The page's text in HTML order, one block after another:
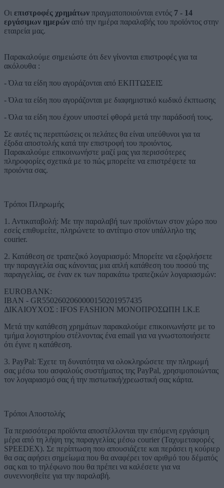
Οι επιστροφές χρημάτων πραγματοποιούνται εντός 7 - 14
εργάσιμων ημερών από την ημέρα παραλαβής του προϊόντος στην
εταιρεία μας.
Παρακαλούμε σημειώστε ότι δεν γίνονται επιστροφές για τα
ακόλουθα :
- Όλα τα είδη που αγοράζονται από ΕΚΠΤΩΣΕΙΣ
- Όλα τα είδη που αγοράζονται με διαφημιστικό κωδικό έκπτωσης
- Όλα τα είδη που έχουν υποστεί φθορά μετά την παράδοσή τους.
Σε αυτές τις περιπτώσεις οι πελάτες θα είναι υπεύθυνοι για τα
έξοδα αποστολής κατά την επιστροφή του προιόντος.
Παρακαλούμε επικοινωνήστε μαζί μας για περισσότερες
πληροφορίες σχετικά με το πώς μπορείτε να επιστρέψετε τα
προιόντα σας.
Τρόποι Πληρωμής
1. Αντικαταβολή: Με την παραλαβή των προϊόντων στον χώρο που
εσείς επιθυμείτε, πληρώνετε το αντίτιμο στον υπάλληλο της
courier.
2. Κατάθεση σε τραπεζικό λογαριασμό: Μπορείτε να εξοφλήσετε
την παραγγελία σας κάνοντας μια απλή κατάθεση του ποσού της
παραγγελίας, σε έναν εκ των παρακάτω τραπεζικών λογαριασμών:
EUROBANK:
IBAN - GR5502602060000150201957435
ΔΙΚΑΙΟΥΧΟΣ : IFOS FASHION ΜΟΝΟΠΡΟΣΩΠΗ Ι.Κ.Ε
Μετά την κατάθεση χρημάτων παρακαλούμε επικοινωνήστε με το
τμήμα λογιστηρίου στέλνοντας ένα email για να γνωστοποιήσετε
ότι έγινε η κατάθεση.
3. PayPal: Έχετε τη δυνατότητα να ολοκληρώσετε την πληρωμή
σας μέσω του ασφαλούς συστήματος της PayPal, χρησιμοποιώντας
τον λογαριασμό σας ή την πιστωτική/χρεωστική σας κάρτα.
Τρόποι Αποστολής
Τα περισσότερα προϊόντα αποστέλλονται την επόμενη εργάσιμη
μέρα από τη λήψη της παραγγελίας μέσω courier (Ταχυμεταφορές
SPEEDEX). Σε περίπτωση που απουσιάζετε και περάσει η κούριερ
θα σας αφήσει σημείωμα που θα αναφέρει τον αριθμό του δέματός
σας και το τηλέφωνο που θα πρέπει να καλέσετε για να
συνεννοηθείτε για την παραλαβή.